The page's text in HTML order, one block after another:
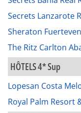
Secrets Lanzarote
Sheraton
The Ritz Carlton
HÔTELS 4* Sup
Lopesan Costa
Royal Palm Resort